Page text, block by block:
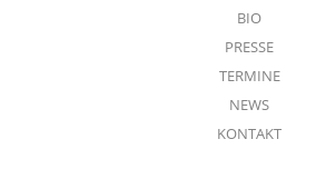
BIO
PRESSE
TERMINE
NEWS
KONTAKT